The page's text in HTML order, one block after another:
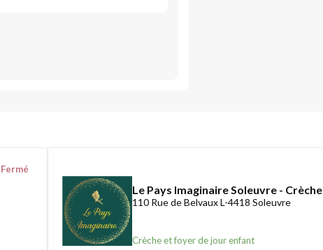
Fermé
Le Pays Imaginaire Soleuvre - Crèche
110 Rue de Belvaux L-4418 Soleuvre
Crèche et foyer de jour enfant